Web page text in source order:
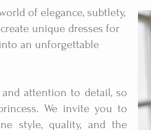
of elegance, subtlety,
unique dresses for
an unforgettable
attention to detail, so
We invite you to
style, quality, and the